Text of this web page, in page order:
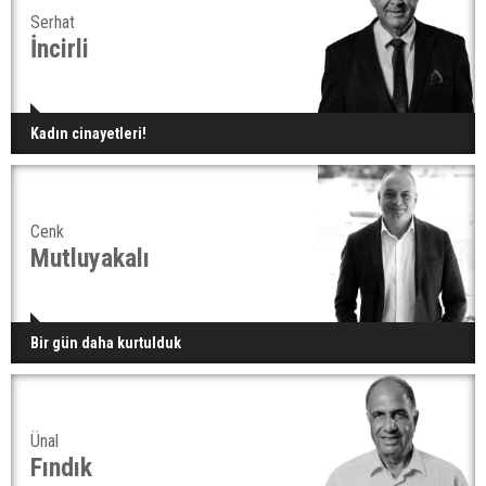
Serhat
İncirli
Kadın cinayetleri!
Cenk
Mutluyakalı
Bir gün daha kurtulduk
Ünal
Fındık